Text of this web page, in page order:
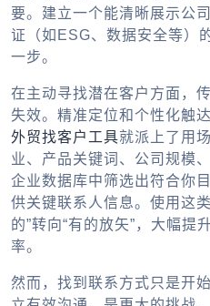
要。建立一个能清晰展示公
证（如ESG、数据安全等）
一步。
在主动寻找潜在客户方面，
失效。精准定位和个性化触
外贸找客户工具就派上了用
业、产品关键词、公司规模
企业数据库中筛选出符合你
供关键联系人信息。使用这
的”转向“有的放矢”，大幅提
率。
然而，找到联系方式只是开